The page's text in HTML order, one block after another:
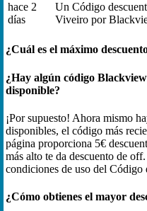
hace 2
días
Un Código
Viveiro por
¿Cuál es el máximo
¿Hay algún código
disponible?
¡Por supuesto! Ahora mismo
disponibles, el código más
página proporciona 5€
más alto te da descuento de
condiciones de uso del Código
¿Cómo obtienes el mayor